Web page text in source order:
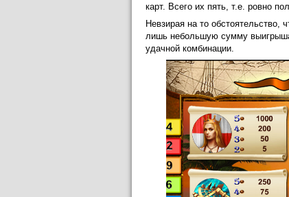
карт. Всего их пять, т.е. ровно
Невзирая на то обстоятельство,
лишь небольшую сумму
удачной комбинации.